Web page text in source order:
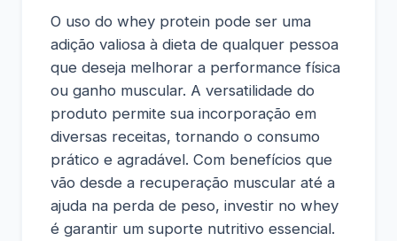
O uso do whey protein pode ser uma
adição valiosa à dieta de qualquer pessoa
que deseja melhorar a performance física
ou ganho muscular. A versatilidade do
produto permite sua incorporação em
diversas receitas, tornando o consumo
prático e agradável. Com benefícios que
vão desde a recuperação muscular até a
ajuda na perda de peso, investir no whey
é garantir um suporte nutritivo essencial.